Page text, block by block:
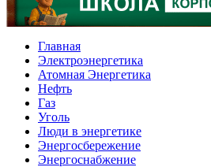
Главная
Электроэнергетика
Атомная Энергетика
Нефть
Газ
Уголь
Люди в энергетике
Энергосбережение
Энергоснабжение